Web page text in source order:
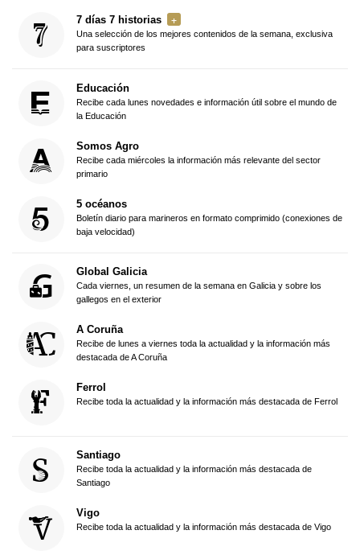
7 días 7 historias
Una selección de los mejores contenidos de la semana, exclusiva
para suscriptores
Educación
Recibe cada lunes novedades e información útil sobre el mundo de
la Educación
Somos Agro
Recibe cada miércoles la información más relevante del sector
primario
5 océanos
Boletín diario para marineros en formato comprimido (conexiones de
baja velocidad)
Global Galicia
Cada viernes, un resumen de la semana en Galicia y sobre los
gallegos en el exterior
A Coruña
Recibe de lunes a viernes toda la actualidad y la información más
destacada de A Coruña
Ferrol
Recibe toda la actualidad y la información más destacada de Ferrol
Santiago
Recibe toda la actualidad y la información más destacada de
Santiago
Vigo
Recibe toda la actualidad y la información más destacada de Vigo